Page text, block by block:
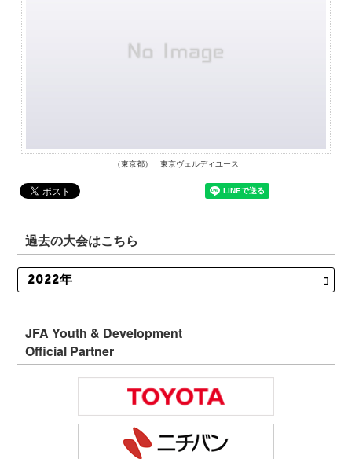
（東京都） 東京ヴェルディユース
過去の大会はこちら
JFA Youth & Development
Official Partner